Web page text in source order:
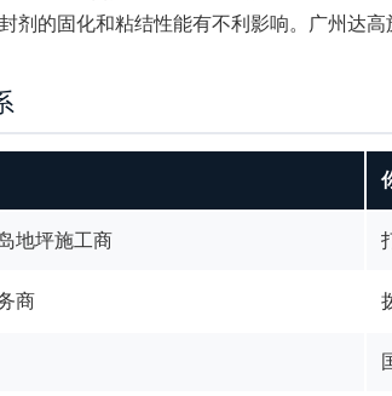
剂的固化和粘结性能有不利影响。广州达高
地坪施工商
商